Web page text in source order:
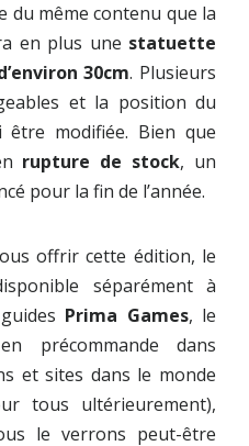
du même contenu que la
en plus une statuette
30cm. Plusieurs
et la position du
être modifiée. Bien que
rupture de stock, un
pour la fin de l’année.
offrir cette édition, le
séparément à
Prima Games, le
précommande dans
et sites dans le monde
tous ultérieurement),
le verrons peut-être